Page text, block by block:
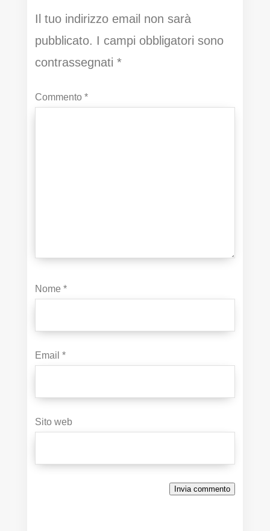
Il tuo indirizzo email non sarà
pubblicato. I campi obbligatori sono
contrassegnati*
Commento*
Nome*
Email*
Sito web
Invia commento